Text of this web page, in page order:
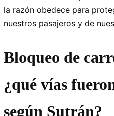
la razón obedece para
nuestros pasajeros y de
Bloqueo de
¿qué vías
según Sutrán?